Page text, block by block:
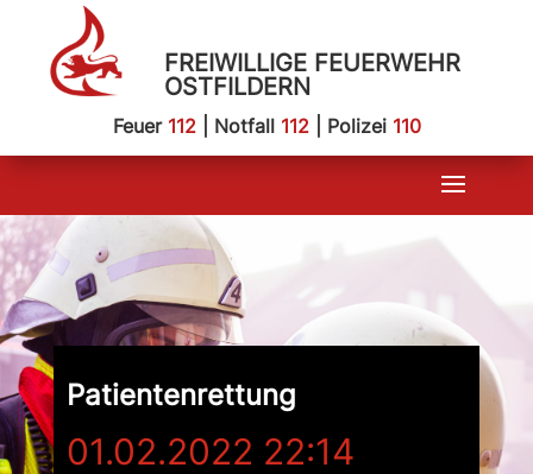
FREIWILLIGE FEUERWEHR
OSTFILDERN
Feuer 112| Notfall 112| Polizei 110
Patientenrettung
01.02.2022 22:14